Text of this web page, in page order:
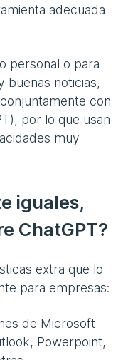
adecuada
personal o para
buenas noticias,
con
por lo que usan
muy
iguales,
ChatGPT?
extra que lo
para empresas:
de Microsoft
Powerpoint,